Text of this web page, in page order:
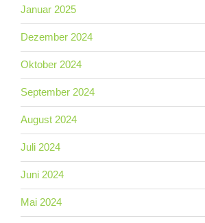
Januar 2025
Dezember 2024
Oktober 2024
September 2024
August 2024
Juli 2024
Juni 2024
Mai 2024